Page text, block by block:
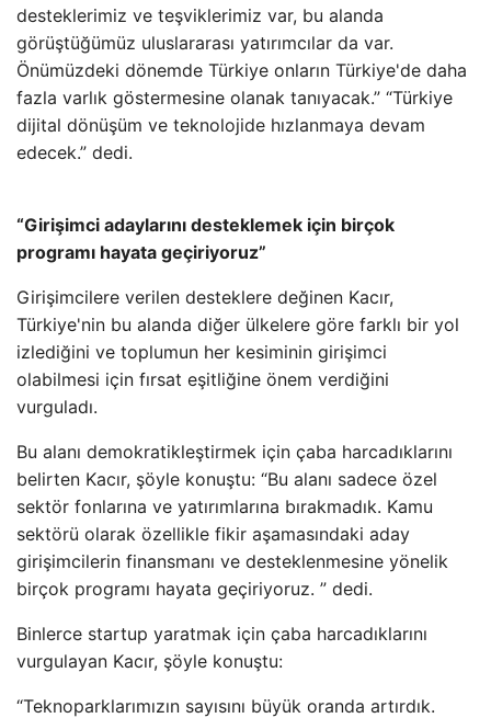
desteklerimiz ve teşviklerimiz var, bu alanda
görüştüğümüz uluslararası yatırımcılar da var.
Önümüzdeki dönemde Türkiye onların Türkiye'de daha
fazla varlık göstermesine olanak tanıyacak.” “Türkiye
dijital dönüşüm ve teknolojide hızlanmaya devam
edecek.” dedi.
“Girişimci adaylarını desteklemek için birçok
programı hayata geçiriyoruz”
Girişimcilere verilen desteklere değinen Kacır,
Türkiye'nin bu alanda diğer ülkelere göre farklı bir yol
izlediğini ve toplumun her kesiminin girişimci
olabilmesi için fırsat eşitliğine önem verdiğini
vurguladı.
Bu alanı demokratikleştirmek için çaba harcadıklarını
belirten Kacır, şöyle konuştu: “Bu alanı sadece özel
sektör fonlarına ve yatırımlarına bırakmadık. Kamu
sektörü olarak özellikle fikir aşamasındaki aday
girişimcilerin finansmanı ve desteklenmesine yönelik
birçok programı hayata geçiriyoruz. ” dedi.
Binlerce startup yaratmak için çaba harcadıklarını
vurgulayan Kacır, şöyle konuştu:
“Teknoparklarımızın sayısını büyük oranda artırdık.